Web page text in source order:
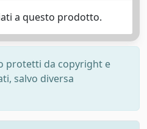
a questo prodotto.
protetti da copyright e
salvo diversa